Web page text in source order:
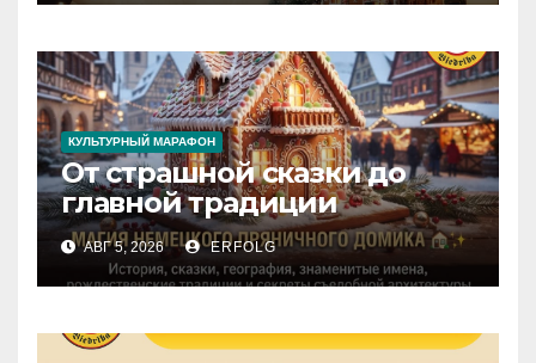
КУЛЬТУРНЫЙ МАРАФОН
От страшной сказки до
главной традиции
Рождества: секреты
немецкого пряничного
домика!
АВГ 5, 2026 ERFOLG